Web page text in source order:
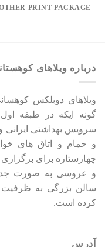
PRINT PACKAGE
درباره ویلاهای
ویلاهای دوبلکس
گونه ایکه در طبقه
سرویس بهداشتی
و حمام و اتاق های
چهارستاره برای
و عروسی به صورت
سالن بزرگی به ظرفیت
کرده است.
آدرس